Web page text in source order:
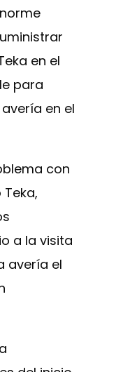
en el
para
en el
con
a la visita
avería el